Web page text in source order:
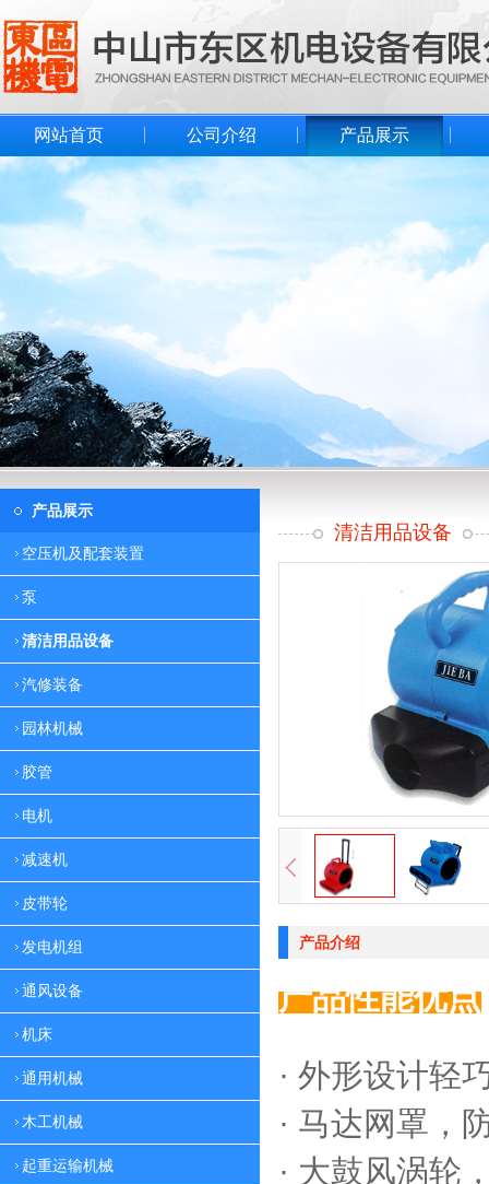
网站首页 公司介绍 产品展示
产品展示
空压机及配套装置
泵
清洁用品设备
汽修装备
园林机械
胶管
电机
减速机
皮带轮
发电机组
通风设备
机床
通用机械
木工机械
起重运输机械
清洁用品设备
产品介绍
产品性能优点
· 外形设计轻
· 马达网罩，
· 大鼓风涡轮